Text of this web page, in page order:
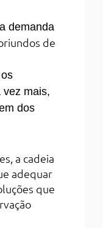
demanda
de
os
vez mais,
dos
a cadeia
adequar
que